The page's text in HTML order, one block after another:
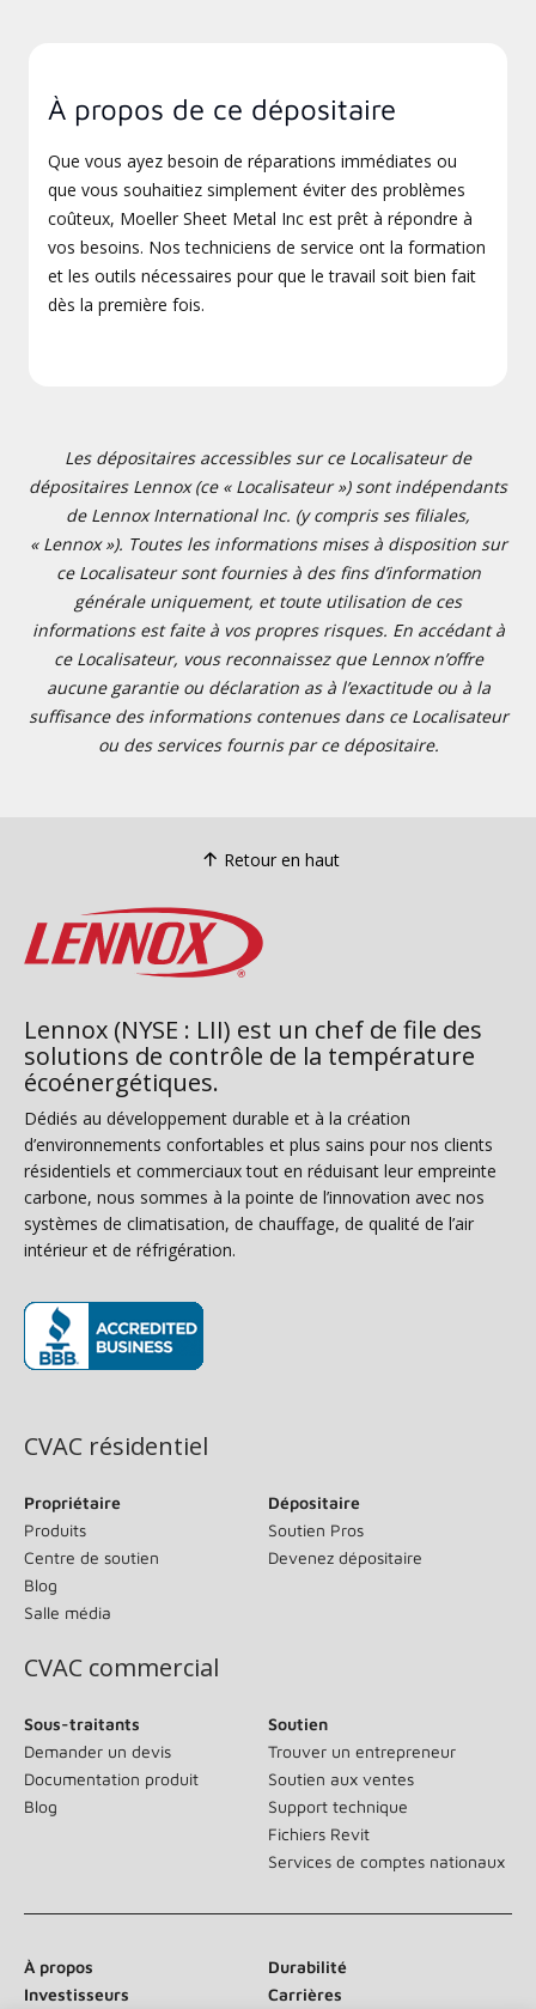
À propos de ce dépositaire
Que vous ayez besoin de réparations immédiates ou
que vous souhaitiez simplement éviter des problèmes
coûteux, Moeller Sheet Metal Inc est prêt à répondre à
vos besoins. Nos techniciens de service ont la formation
et les outils nécessaires pour que le travail soit bien fait
dès la première fois.
Les dépositaires accessibles sur ce Localisateur de
dépositaires Lennox (ce « Localisateur ») sont indépendants
de Lennox International Inc. (y compris ses filiales,
« Lennox »). Toutes les informations mises à disposition sur
ce Localisateur sont fournies à des fins d’information
générale uniquement, et toute utilisation de ces
informations est faite à vos propres risques. En accédant à
ce Localisateur, vous reconnaissez que Lennox n’offre
aucune garantie ou déclaration as à l’exactitude ou à la
suffisance des informations contenues dans ce Localisateur
ou des services fournis par ce dépositaire.
Retour en haut
Lennox (NYSE : LII) est un chef de file des
solutions de contrôle de la température
écoénergétiques.
Dédiés au développement durable et à la création
d’environnements confortables et plus sains pour nos clients
résidentiels et commerciaux tout en réduisant leur empreinte
carbone, nous sommes à la pointe de l’innovation avec nos
systèmes de climatisation, de chauffage, de qualité de l’air
intérieur et de réfrigération.
CVAC résidentiel
Propriétaire
Produits
Centre de soutien
Blog
Salle média
Dépositaire
Soutien Pros
Devenez dépositaire
CVAC commercial
Sous-traitants
Demander un devis
Documentation produit
Blog
Soutien
Trouver un entrepreneur
Soutien aux ventes
Support technique
Fichiers Revit
Services de comptes nationaux
À propos
Durabilité
Investisseurs
Carrières